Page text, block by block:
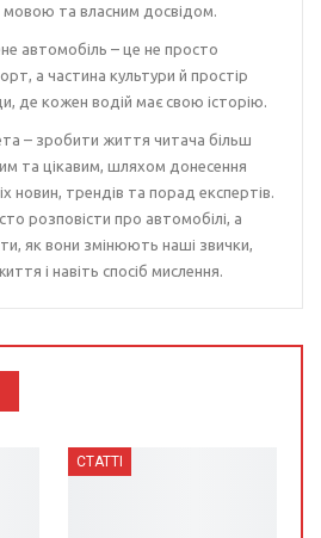
та власним досвідом.
автомобіль – це не просто
а частина культури й простір
де кожен водій має свою історію.
– зробити життя читача більш
та цікавим, шляхом донесення
новин, трендів та порад експертів.
розповісти про автомобілі, а
як вони змінюють наші звички,
і навіть спосіб мислення.
СТАТТІ